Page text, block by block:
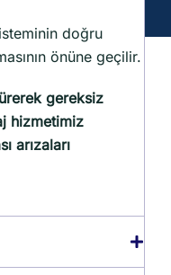
doğru
önüne geçilir.
gereksiz
hizmetimiz
arızaları